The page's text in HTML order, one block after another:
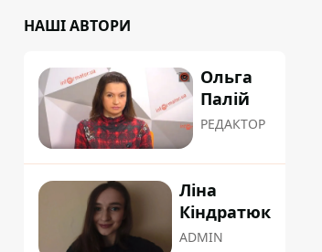
НАШІ АВТОРИ
Ольга
Палій
РЕДАКТОР
Ліна
Кіндратюк
ADMIN